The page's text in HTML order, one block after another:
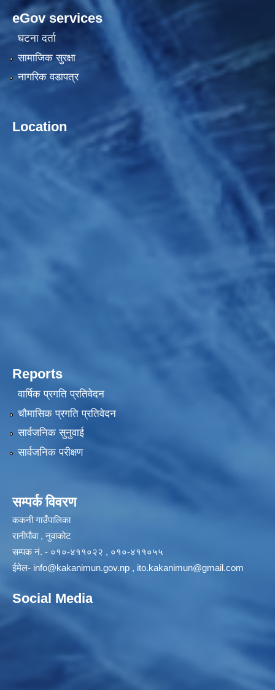
eGov services
घटना दर्ता
सामाजिक सुरक्षा
नागरिक वडापत्र
Location
Reports
वार्षिक प्रगति प्रतिवेदन
चौमासिक प्रगति प्रतिवेदन
सार्वजनिक सुनुवाई
सार्वजनिक परीक्षण
सम्पर्क विवरण
ककनी गाउँपालिका
रानीपौवा , नुवाकोट
सम्पक नं. - ०१०-४११०२२ , ०१०-४११०५५
ईमेल- info@kakanimun.gov.np , ito.kakanimun@gmail.com
Social Media